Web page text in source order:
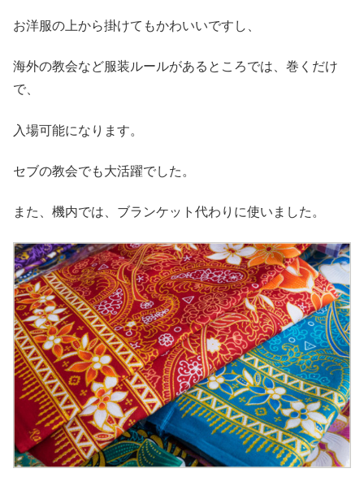
お洋服の上から掛けてもかわいいですし、
海外の教会など服装ルールがあるところでは、巻くだけ
で、
入場可能になります。
セブの教会でも大活躍でした。
また、機内では、ブランケット代わりに使いました。